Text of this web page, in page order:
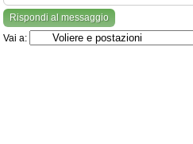
Rispondi al messaggio
Vai a: